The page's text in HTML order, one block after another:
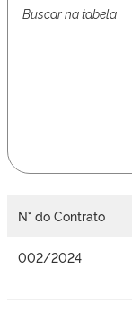
N° do Contrato
002/2024